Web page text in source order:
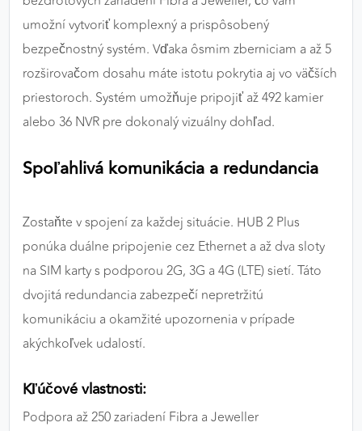
umožní vytvoriť komplexný a prispôsobený
bezpečnostný systém. Vďaka ôsmim zberniciam a až 5
rozširovačom dosahu máte istotu pokrytia aj vo väčších
priestoroch. Systém umožňuje pripojiť až 492 kamier
alebo 36 NVR pre dokonalý vizuálny dohľad.
Spoľahlivá komunikácia a redundancia
Zostaňte v spojení za každej situácie. HUB 2 Plus
ponúka duálne pripojenie cez Ethernet a až dva sloty
na SIM karty s podporou 2G, 3G a 4G (LTE) sietí. Táto
dvojitá redundancia zabezpečí nepretržitú
komunikáciu a okamžité upozornenia v prípade
akýchkoľvek udalostí.
Kľúčové vlastnosti:
Podpora až 250 zariadení Fibra a Jeweller
Poskytovateľ: Google